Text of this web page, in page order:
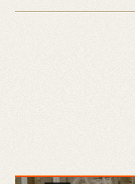
Gunter Johannes Brahms: Sinfonie Nr. 1